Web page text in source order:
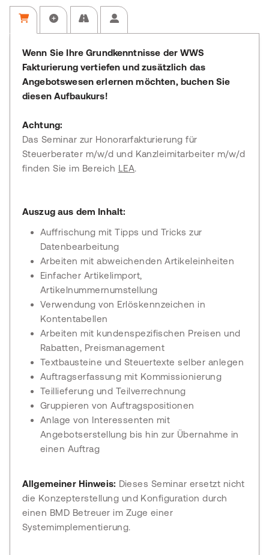
Wenn Sie Ihre Grundkenntnisse der WWS
Fakturierung vertiefen und zusätzlich das
Angebotswesen erlernen möchten, buchen Sie
diesen Aufbaukurs!
Achtung:
Das Seminar zur Honorarfakturierung für
Steuerberater m/w/d und Kanzleimitarbeiter m/w/d
finden Sie im Bereich LEA.
Auszug aus dem Inhalt:
Auffrischung mit Tipps und Tricks zur
Datenbearbeitung
Arbeiten mit abweichenden Artikeleinheiten
Einfacher Artikelimport,
Artikelnummernumstellung
Verwendung von Erlöskennzeichen in
Kontentabellen
Arbeiten mit kundenspezifischen Preisen und
Rabatten, Preismanagement
Textbausteine und Steuertexte selber anlegen
Auftragserfassung mit Kommissionierung
Teillieferung und Teilverrechnung
Gruppieren von Auftragspositionen
Anlage von Interessenten mit
Angebotserstellung bis hin zur Übernahme in
einen Auftrag
Allgemeiner Hinweis: Dieses Seminar ersetzt nicht
die Konzepterstellung und Konfiguration durch
einen BMD Betreuer im Zuge einer
Systemimplementierung.